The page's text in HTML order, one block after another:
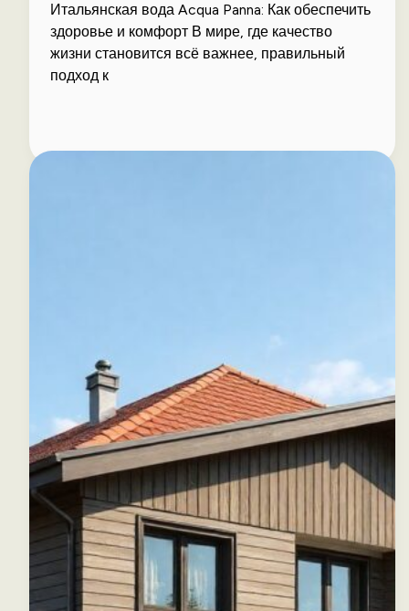
Итальянская вода Acqua Panna: Как обеспечить
здоровье и комфорт В мире, где качество
жизни становится всё важнее, правильный
подход к